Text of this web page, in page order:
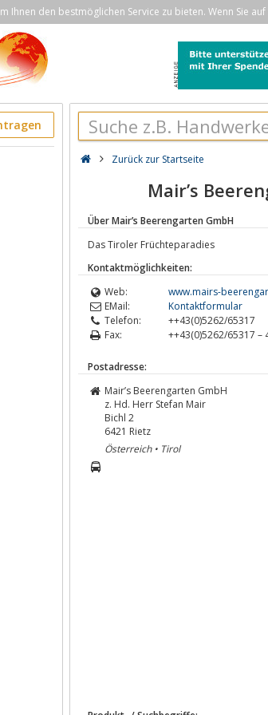
Ihnen den bestmöglichen Service zu bieten. Wenn Sie
Zurück zur Startseite
Mair’s
Über Mair’s Beerengarten GmbH
Das Tiroler Früchteparadies
Kontaktmöglichkeiten:
Web:
www.mairs-
EMail:
Kontaktformular
Telefon:
++43(0)5262/65317
Fax:
++43(0)5262/65317 –
Postadresse:
Mair’s Beerengarten GmbH
z. Hd. Herr Stefan Mair
Bichl 2
6421 Rietz
Österreich • Tirol